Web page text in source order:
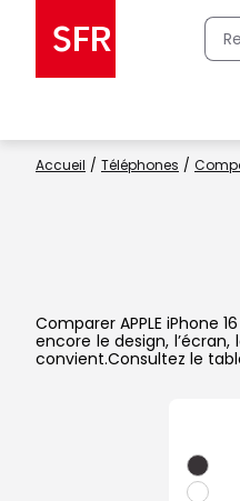
Accueil Téléphones
Comparer APPLE iPhone
encore le design,
convient.Consultez le